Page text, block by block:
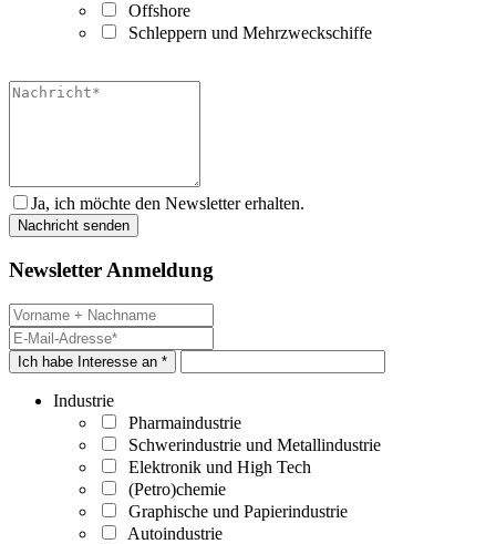
Offshore
Schleppern und Mehrzweckschiffe
Ja, ich möchte den Newsletter erhalten.
Newsletter Anmeldung
Ich habe Interesse an *
Industrie
Pharmaindustrie
Schwerindustrie und Metallindustrie
Elektronik und High Tech
(Petro)chemie
Graphische und Papierindustrie
Autoindustrie